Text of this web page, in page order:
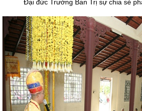
Đại đức Trưởng Ban Trị sự chia sẻ